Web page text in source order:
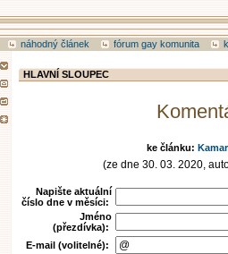
náhodný článek fórum gay komunita
HLAVNÍ SLOUPEC
ke článku:
(ze dne 30. 03. 2020,
Napište aktuální
číslo dne v měsíci:
Jméno
(přezdívka):
E-mail (volitelné):